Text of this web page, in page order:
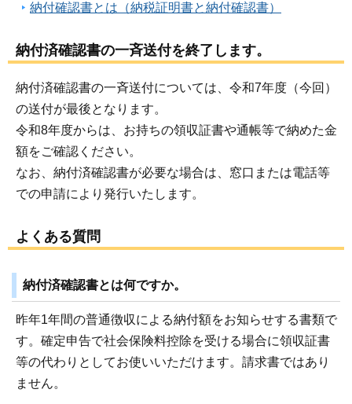
納付確認書とは（納税証明書と納付確認書）
納付済確認書の一斉送付を終了します。
納付済確認書の一斉送付については、令和7年度（今回）
の送付が最後となります。
令和8年度からは、お持ちの領収証書や通帳等で納めた金
額をご確認ください。
なお、納付済確認書が必要な場合は、窓口または電話等
での申請により発行いたします。
よくある質問
納付済確認書とは何ですか。
昨年1年間の普通徴収による納付額をお知らせする書類で
す。確定申告で社会保険料控除を受ける場合に領収証書
等の代わりとしてお使いいただけます。請求書ではあり
ません。